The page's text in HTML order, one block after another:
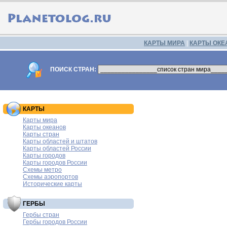
КАРТЫ МИРА КАРТЫ
ПОИСК СТРАН:
КАРТЫ
Карты мира
Карты океанов
Карты стран
Карты областей и штатов
Карты областей России
Карты городов
Карты городов России
Схемы метро
Схемы аэропортов
Исторические карты
ГЕРБЫ
Гербы стран
Гербы городов России